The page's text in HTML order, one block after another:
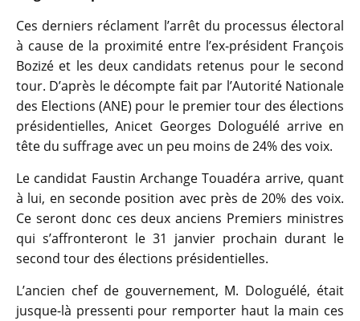
Ces derniers réclament l’arrêt du processus électoral
à cause de la proximité entre l’ex-président François
Bozizé et les deux candidats retenus pour le second
tour. D’après le décompte fait par l’Autorité Nationale
des Elections (ANE) pour le premier tour des élections
présidentielles, Anicet Georges Dologuélé arrive en
tête du suffrage avec un peu moins de 24% des voix.
Le candidat Faustin Archange Touadéra arrive, quant
à lui, en seconde position avec près de 20% des voix.
Ce seront donc ces deux anciens Premiers ministres
qui s’affronteront le 31 janvier prochain durant le
second tour des élections présidentielles.
L’ancien chef de gouvernement, M. Dologuélé, était
jusque-là pressenti pour remporter haut la main ces